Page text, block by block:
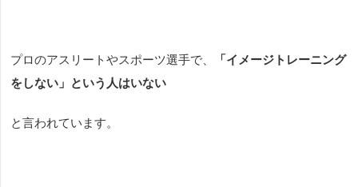
プロのアスリートやスポーツ選手で、
「イメージトレーニング
をしない」という人はいない
と言われています。